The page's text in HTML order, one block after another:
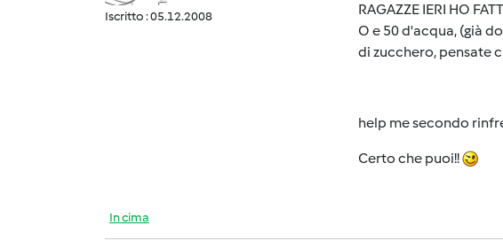
Iscritto : 05.12.2008
RAGAZZE IERI HO
O e 50 d'acqua, (già
di zucchero, pensate
help me secondo
Certo che puoi!!
In cima